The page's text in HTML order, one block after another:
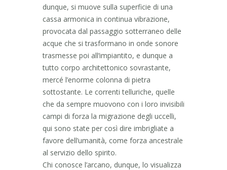
dunque, si muove sulla superficie di una
cassa armonica in continua vibrazione,
provocata dal passaggio sotterraneo delle
acque che si trasformano in onde sonore
trasmesse poi all’impiantito, e dunque a
tutto corpo architettonico sovrastante,
mercé l’enorme colonna di pietra
sottostante. Le correnti telluriche, quelle
che da sempre muovono con i loro invisibili
campi di forza la migrazione degli uccelli,
qui sono state per così dire imbrigliate a
favore dell’umanità, come forza ancestrale
al servizio dello spirito.
Chi conosce l’arcano, dunque, lo visualizza